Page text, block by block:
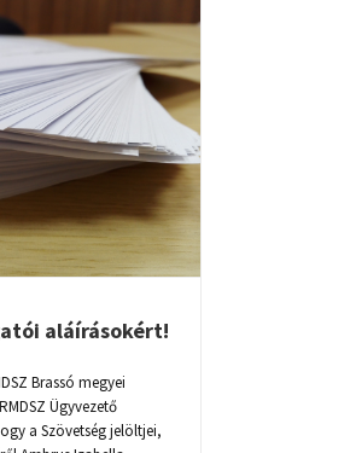
aláírásokért!
Brassó megyei
Ügyvezető
a Szövetség jelöltjei,